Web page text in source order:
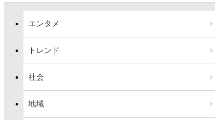
エンタメ
トレンド
社会
地域